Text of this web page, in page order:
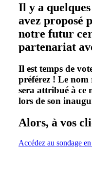
Il y a
avez proposé
notre futur
partenariat
Il est temps de
préférez ! Le nom
sera attribué à ce
lors de son
Alors, à vos
Accédez au sondage